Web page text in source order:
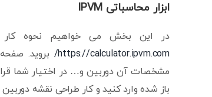
ابزار محاسباتی IPVM
در این بخش می خواهیم نحوه کار
https://calculator.ipvm.com/
بروید.
مشخصات آن دوربین و… در اختیار شما
باز شده وارد کنید و کار طراحی نقشه